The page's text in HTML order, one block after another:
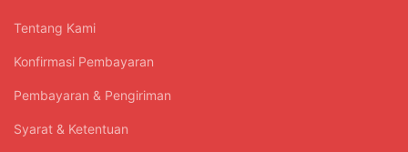
Tentang Kami
Konfirmasi Pembayaran
Pembayaran & Pengiriman
Syarat & Ketentuan